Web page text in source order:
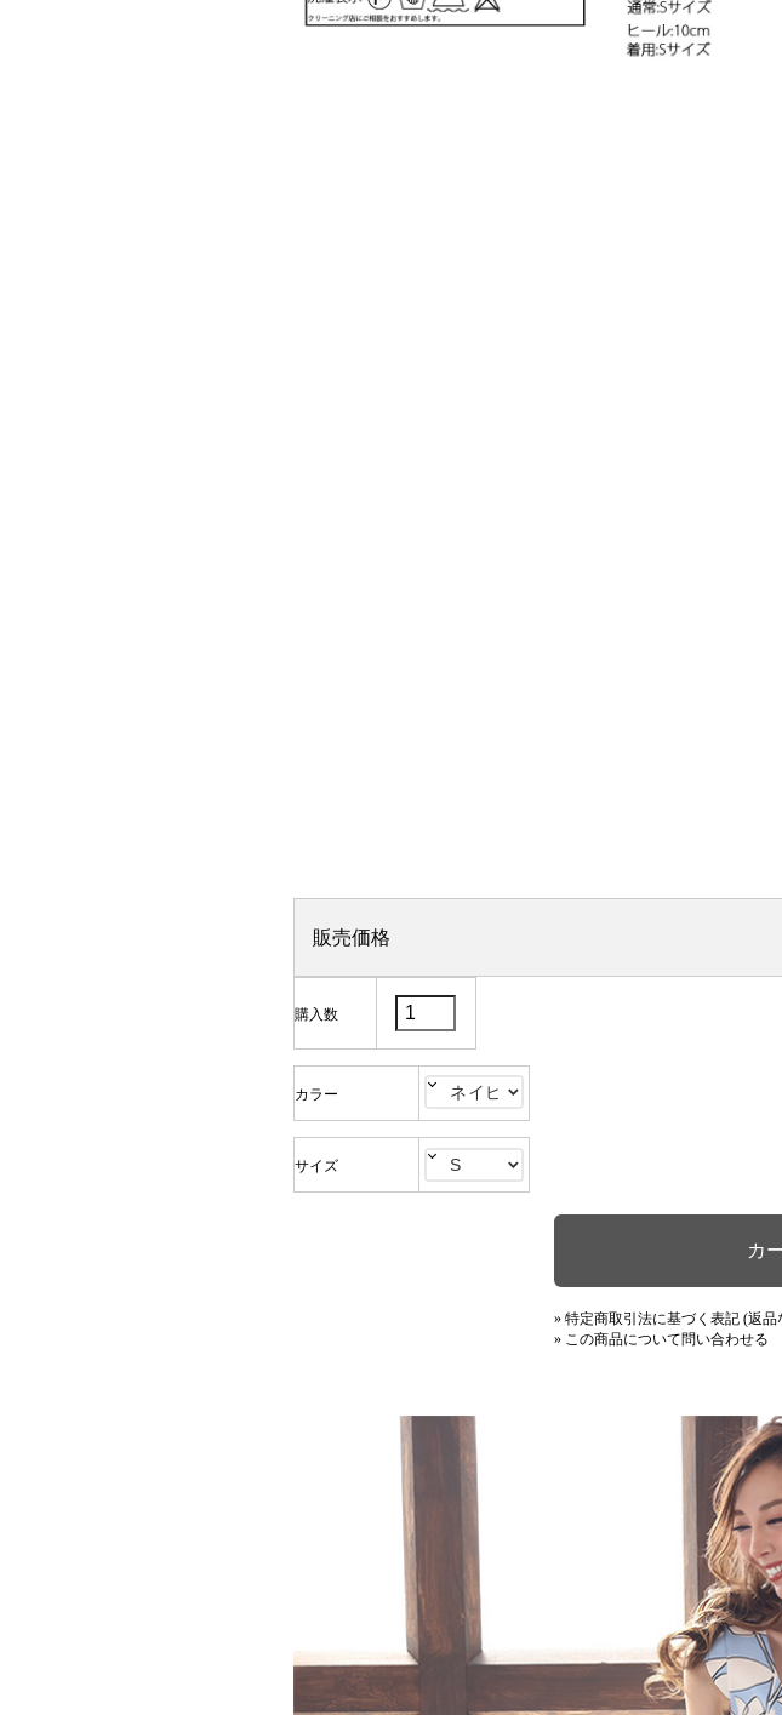
販売価格
購入数
カラー
サイズ
» 特定商取引法に基づく表記 (返品
» この商品について問い合わせる